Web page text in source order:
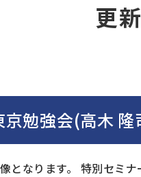
更
勉強会(高木 隆
なります。 特別セミ